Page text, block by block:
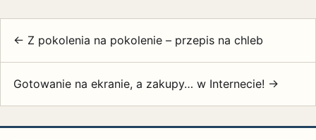
← Z pokolenia na pokolenie – przepis na chleb
Gotowanie na ekranie, a zakupy… w Internecie! →